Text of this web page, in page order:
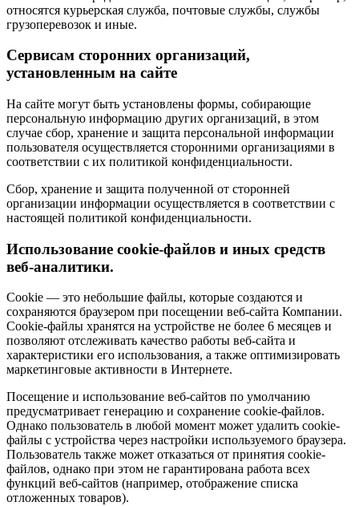
относятся курьерская служба, почтовые службы, службы
грузоперевозок и иные.
Сервисам сторонних организаций,
установленным на сайте
На сайте могут быть установлены формы, собирающие
персональную информацию других организаций, в этом
случае сбор, хранение и защита персональной информации
пользователя осуществляется сторонними организациями в
соответствии с их политикой конфиденциальности.
Сбор, хранение и защита полученной от сторонней
организации информации осуществляется в соответствии с
настоящей политикой конфиденциальности.
Использование cookie-файлов и иных средств
веб-аналитики.
Cookie — это небольшие файлы, которые создаются и
сохраняются браузером при посещении веб-сайта Компании.
Cookie-файлы хранятся на устройстве не более 6 месяцев и
позволяют отслеживать качество работы веб-сайта и
характеристики его использования, а также оптимизировать
маркетинговые активности в Интернете.
Посещение и использование веб-сайтов по умолчанию
предусматривает генерацию и сохранение cookie-файлов.
Однако пользователь в любой момент может удалить cookie-
файлы с устройства через настройки используемого браузера.
Пользователь также может отказаться от принятия cookie-
файлов, однако при этом не гарантирована работа всех
функций веб-сайтов (например, отображение списка
отложенных товаров).